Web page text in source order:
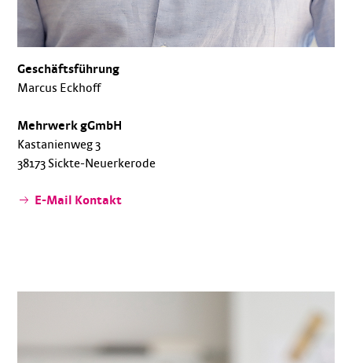
Geschäftsführung
Marcus Eckhoff
Mehrwerk gGmbH
Kastanienweg 3
38173 Sickte-Neuerkerode
E-Mail Kontakt